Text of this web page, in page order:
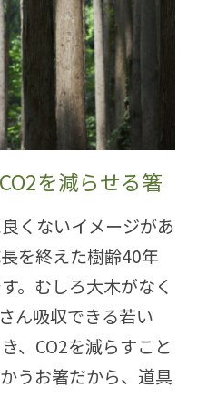
を減らせる箸
くないイメージがあ
を終えた樹齢40年
。むしろ大木がなく
ん吸収できる若い
、CO2を減らすこと
うお箸だから、道具